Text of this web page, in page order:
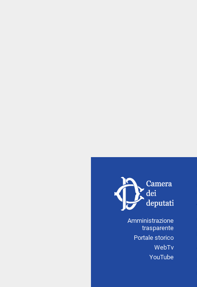
Amministrazione
trasparente
Portale storico
WebTv
YouTube